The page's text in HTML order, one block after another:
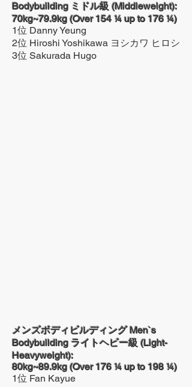
Bodybuilding ミドル級 (Middleweight):
70kg~79.9kg (Over 154 ¼ up to 176 ¼)
1位 Danny Yeung
2位 Hiroshi Yoshikawa ヨシカワ ヒロシ
3位 Sakurada Hugo
メンズボディビルディング Men`s
Bodybuilding ライトヘビー級 (Light-
Heavyweight):
80kg~89.9kg (Over 176 ¼ up to 198 ¼)
1位 Fan Kayue